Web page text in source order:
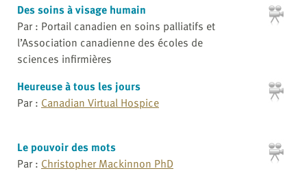
Des soins à visage humain
Par : Portail canadien en soins palliatifs et
l’Association canadienne des écoles de
sciences infirmières
Heureuse à tous les jours
Par : Canadian Virtual Hospice
Le pouvoir des mots
Par : Christopher Mackinnon PhD